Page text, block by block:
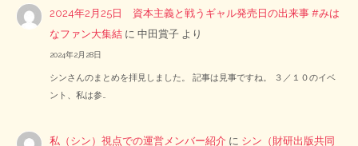
2024年2月25日 資本主義と戦うギャル発売日の出来事 #みは
なファン大集結 に中田賞子 より
2024年2月28日
シンさんのまとめを拝見しました。 記事は見事ですね。 ３／１０のイベ
ント、私は参…
私（シン）視点での運営メンバー紹介 に シン（財研出版共同